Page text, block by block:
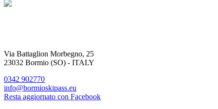
Via Battaglion Morbegno, 25
23032 Bormio (SO) - ITALY
0342 902770
info@bormioskipass.eu
Resta aggiornato con Facebook